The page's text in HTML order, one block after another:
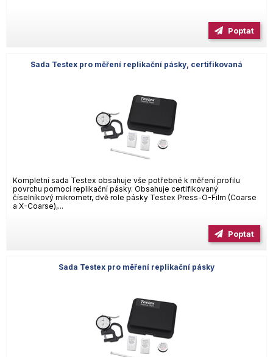
Poptat
Sada Testex pro měření replikační pásky, certifikovaná
Kompletní sada Testex obsahuje vše potřebné k měření profilu
povrchu pomocí replikační pásky. Obsahuje certifikovaný
číselníkový mikrometr, dvě role pásky Testex Press-O-Film (Coarse
a X-Coarse),...
Poptat
Sada Testex pro měření replikační pásky